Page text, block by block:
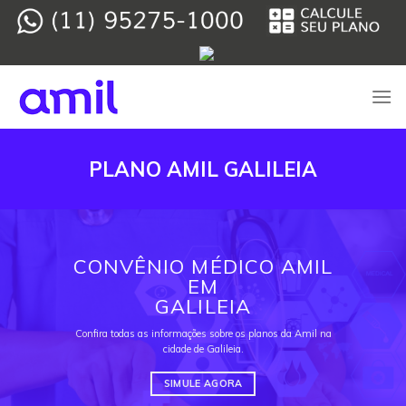
Skip
PLANO AMIL GALILEIA
CONVÊNIO MÉDICO AMIL
EM
GALILEIA
Confira todas as informações sobre os planos da Amil na
cidade de Galileia.
SIMULE AGORA